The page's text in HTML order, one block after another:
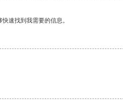
速找到我需要的信息。